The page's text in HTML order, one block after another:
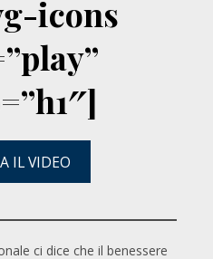
icons
IL VIDEO
ci dice che il benessere